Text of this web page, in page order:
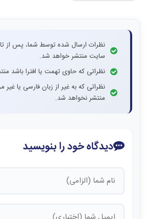
نظرات ارسال شده توسط شما، پس از
سایت منتشر خواهد شد.
نظراتی که حاوی تهمت یا افترا باشد
نظراتی که به غیر از زبان فارسی یا غیر
منتشر نخواهد شد.
دیدگاه خود را بنویسید